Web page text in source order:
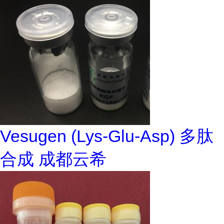
Vesugen (Lys-Glu-Asp) 多肽
合成 成都云希